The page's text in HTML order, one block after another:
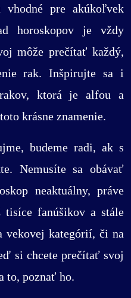
vhodné pre akúkoľvek
horoskopov je vždy
môže prečítať každý,
rak. Inšpirujte sa i
ktorá je alfou a
krásne znamenie.
budeme radi, ak s
Nemusíte sa obávať
neaktuálny, práve
tisíce fanúšikov a stále
vekovej kategórií, či na
si chcete prečítať svoj
to, poznať ho.